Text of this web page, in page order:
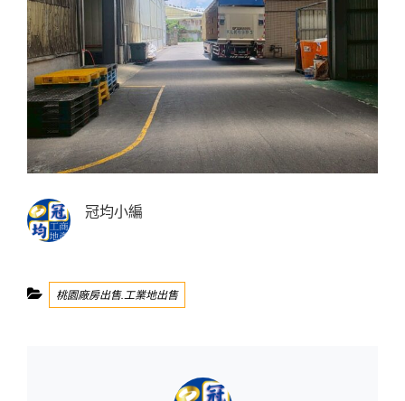
冠均小編
Categories
桃園廠房出售.工業地出售